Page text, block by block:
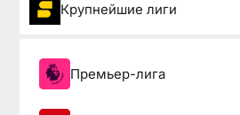
Крупнейшие лиги
Премьер-лига